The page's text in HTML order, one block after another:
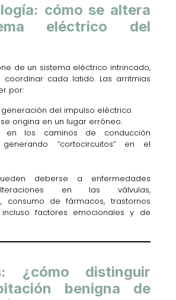
cómo se altera
eléctrico del
de un sistema eléctrico intrincado,
coordinar cada latido. Las arritmias
por:
generación del impulso eléctrico.
origina en un lugar erróneo.
en los caminos de conducción
generando “cortocircuitos” en el
deberse a enfermedades
en las válvulas,
consumo de fármacos, trastornos
factores emocionales y de
¿cómo distinguir
benigna de